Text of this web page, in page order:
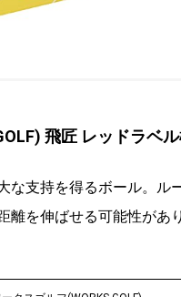
飛匠 レッドラベ
な支持を得るボール。
離を伸ばせる可能性が